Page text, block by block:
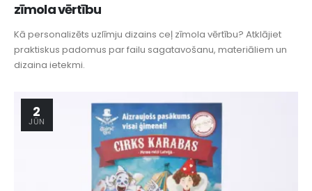
zīmola vērtību
Kā personalizēts uzlīmju dizains ceļ zīmola vērtību? Atklājiet
praktiskus padomus par failu sagatavošanu, materiāliem un
dizaina ietekmi.
2
JŪN